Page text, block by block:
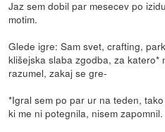
Jaz sem dobil par mesecev po
motim.
Glede igre: Sam svet, crafting,
klišejska slaba zgodba, za katero*
razumel, zakaj se gre-
*Igral sem po par ur na teden,
ki me ni potegnila, nisem zapomnil.